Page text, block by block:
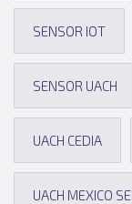
SENSOR IOT
SENSOR UACH
UACH CEDIA
UACH MEXICO